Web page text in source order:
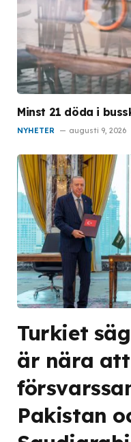
Minst 21 döda i
NYHETER augusti 9, 2026
Turkiet
är nära
Pakistan